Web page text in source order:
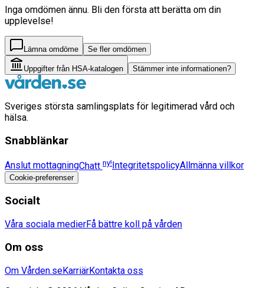
Inga omdömen ännu. Bli den första att berätta om din
upplevelse!
Lämna omdöme Se fler omdömen
Uppgifter från HSA-katalogen Stämmer inte informationen?
Sveriges största samlingsplats för legitimerad vård och
hälsa.
Snabblänkar
Anslut mottagningChatt ny! IntegritetspolicyAllmänna villkor
Cookie-preferenser
Socialt
Våra sociala medierFå bättre koll på vården
Om oss
Om Vården.seKarriärKontakta oss